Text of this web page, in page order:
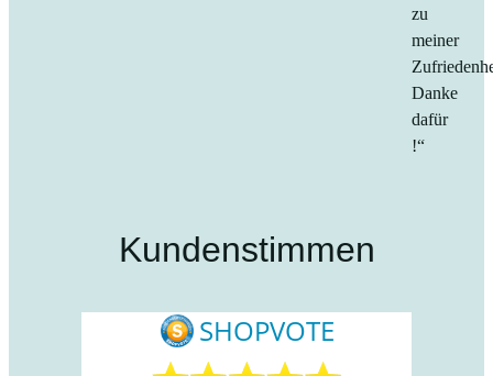
zu
meiner
Danke
dafür
!“
Kundenstimmen